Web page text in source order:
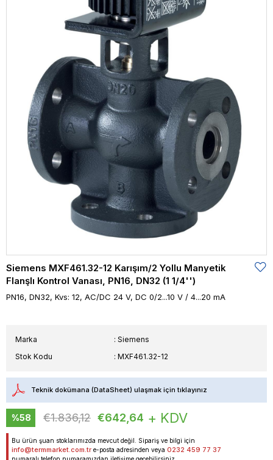
Siemens MXF461.32-12 Karışım/2 Yollu Manyetik
Flanşlı Kontrol Vanası, PN16, DN32 (1 1/4'')
PN16, DN32, Kvs: 12, AC/DC 24 V, DC 0/2...10 V / 4...20 mA
Marka : Siemens
Stok Kodu
MXF461.32-12
Teknik dokümana (DataSheet) ulaşmak için tıklayınız
%58
İndirim
€1.836,12 €642,64 + KDV
Bu ürün şuan stoklarımızda mevcut değil. Sipariş ve bilgi için
info@termmarket.com.tr e-posta adresinden veya 0232 459 77 37